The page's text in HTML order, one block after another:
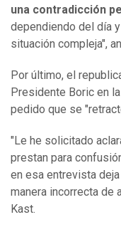
una contradicción
dependiendo del día
situación compleja",
Por último, el
Presidente Boric en
pedido que se
"Le he solicitado
prestan para
en esa entrevista
manera incorrecta de
Kast.